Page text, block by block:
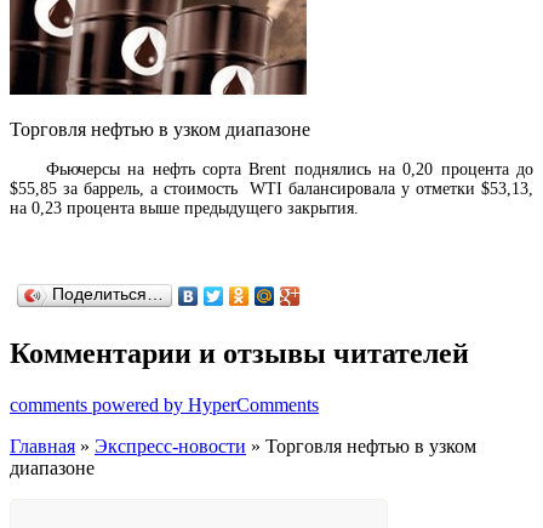
Торговля нефтью в узком диапазоне
Фьючерсы на нефть сорта Brent поднялись на 0,20 процента до
$55,85 за баррель, а стоимость WTI балансировала у отметки $53,13,
на 0,23 процента выше предыдущего закрытия.
Поделиться…
Комментарии и отзывы читателей
comments powered by HyperComments
Главная » Экспресс-новости » Торговля нефтью в узком
диапазоне